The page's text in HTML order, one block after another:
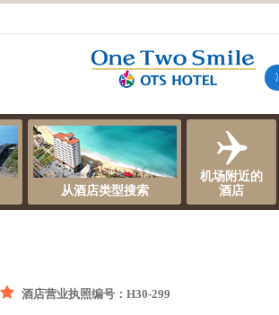
从酒店类型搜索
机场附近的
酒店
酒店营业执照编号：H30-299